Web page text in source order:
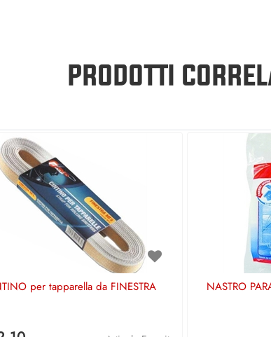
PRODOTTI
per tapparella da FINESTRA NASTRO